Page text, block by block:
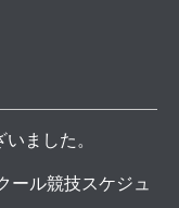
ました。
ール競技スケジュ